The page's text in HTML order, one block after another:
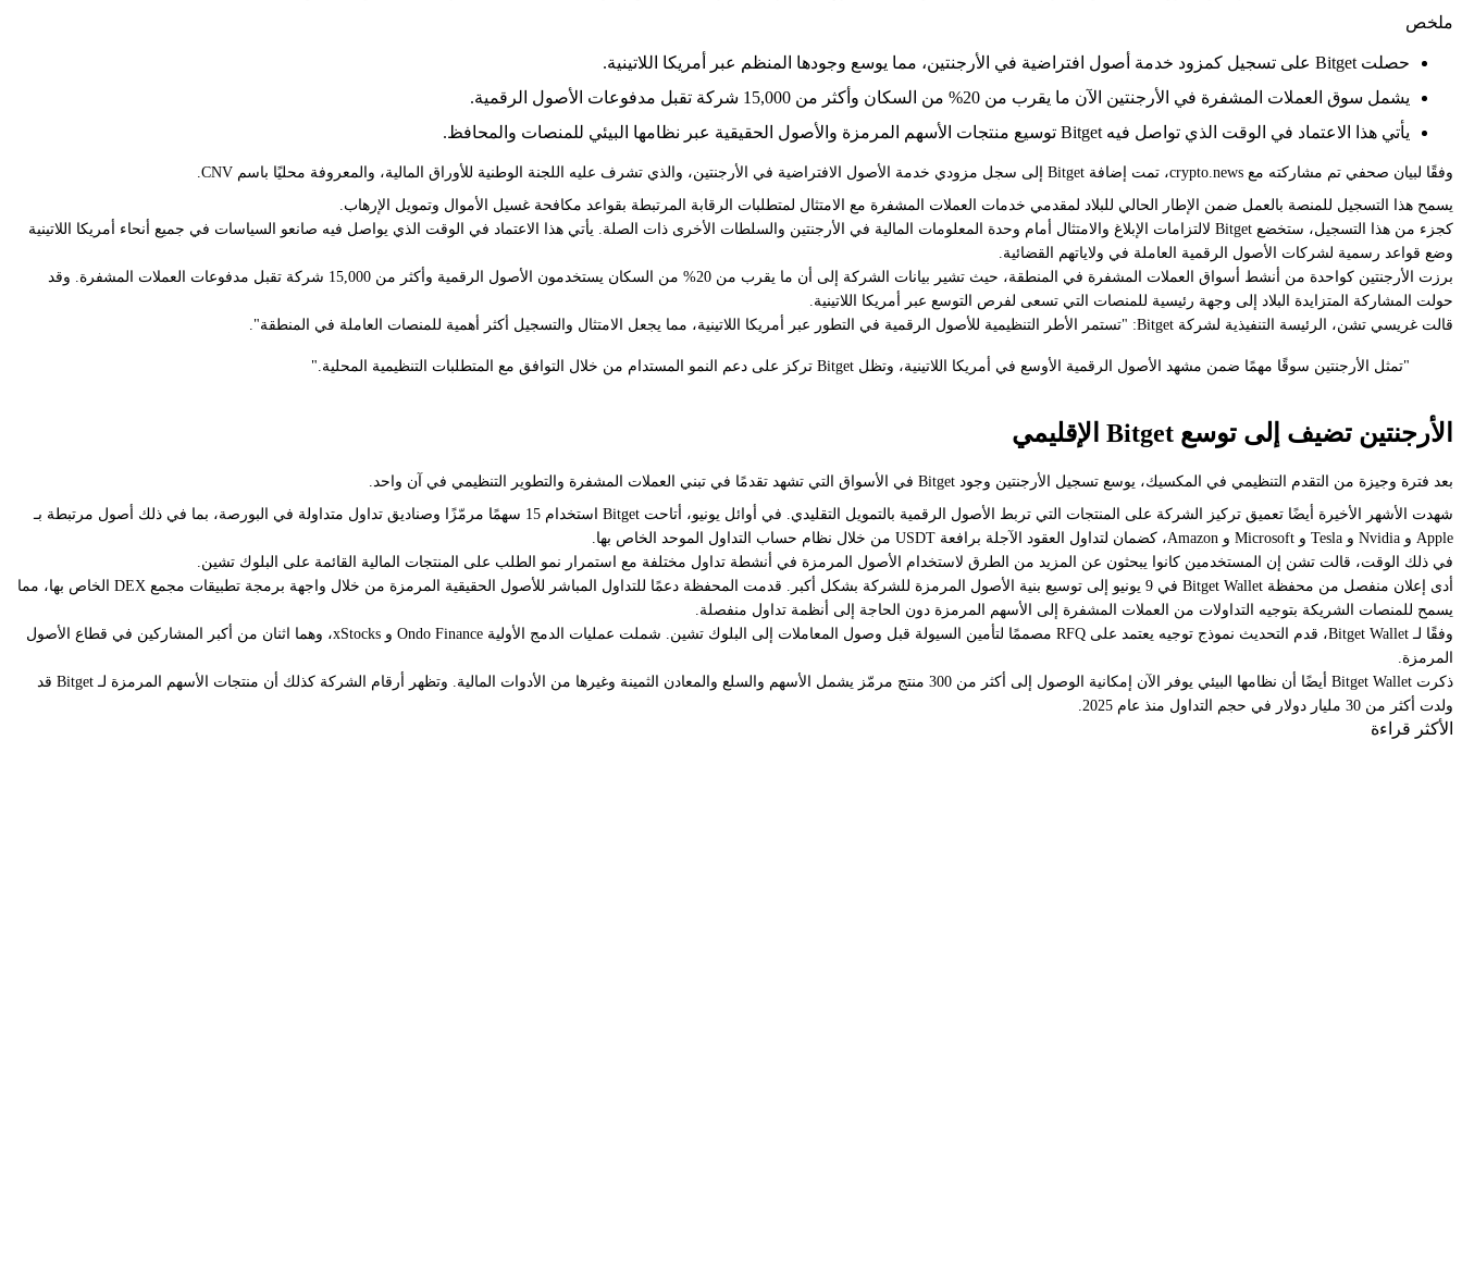
ملخص
حصلت Bitget على تسجيل كمزود خدمة أصول افتراضية في الأرجنتين، مما يوسع وجودها المنظم عبر أمريكا اللاتينية.
يشمل سوق العملات المشفرة في الأرجنتين الآن ما يقرب من 20% من السكان وأكثر من 15,000 شركة تقبل مدفوعات الأصول الرقمية.
يأتي هذا الاعتماد في الوقت الذي تواصل فيه Bitget توسيع منتجات الأسهم المرمزة والأصول الحقيقية عبر نظامها البيئي للمنصات والمحافظ.
وفقًا لبيان صحفي تم مشاركته مع crypto.news، تمت إضافة Bitget إلى سجل مزودي خدمة الأصول الافتراضية في الأرجنتين، والذي تشرف عليه اللجنة الوطنية للأوراق المالية، والمعروفة محليًا باسم CNV.
يسمح هذا التسجيل للمنصة بالعمل ضمن الإطار الحالي للبلاد لمقدمي خدمات العملات المشفرة مع الامتثال لمتطلبات الرقابة المرتبطة بقواعد مكافحة غسيل الأموال وتمويل الإرهاب.
كجزء من هذا التسجيل، ستخضع Bitget لالتزامات الإبلاغ والامتثال أمام وحدة المعلومات المالية في الأرجنتين والسلطات الأخرى ذات الصلة. يأتي هذا الاعتماد في الوقت الذي يواصل فيه صانعو السياسات في جميع أنحاء أمريكا اللاتينية
وضع قواعد رسمية لشركات الأصول الرقمية العاملة في ولاياتهم القضائية.
برزت الأرجنتين كواحدة من أنشط أسواق العملات المشفرة في المنطقة، حيث تشير بيانات الشركة إلى أن ما يقرب من 20% من السكان يستخدمون الأصول الرقمية وأكثر من 15,000 شركة تقبل مدفوعات العملات المشفرة. وقد
حولت المشاركة المتزايدة البلاد إلى وجهة رئيسية للمنصات التي تسعى لفرص التوسع عبر أمريكا اللاتينية.
قالت غريسي تشن، الرئيسة التنفيذية لشركة Bitget: "تستمر الأطر التنظيمية للأصول الرقمية في التطور عبر أمريكا اللاتينية، مما يجعل الامتثال والتسجيل أكثر أهمية للمنصات العاملة في المنطقة".
"تمثل الأرجنتين سوقًا مهمًا ضمن مشهد الأصول الرقمية الأوسع في أمريكا اللاتينية، وتظل Bitget تركز على دعم النمو المستدام من خلال التوافق مع المتطلبات التنظيمية المحلية."
الأرجنتين تضيف إلى توسع Bitget الإقليمي
بعد فترة وجيزة من التقدم التنظيمي في المكسيك، يوسع تسجيل الأرجنتين وجود Bitget في الأسواق التي تشهد تقدمًا في تبني العملات المشفرة والتطوير التنظيمي في آن واحد.
شهدت الأشهر الأخيرة أيضًا تعميق تركيز الشركة على المنتجات التي تربط الأصول الرقمية بالتمويل التقليدي. في أوائل يونيو، أتاحت Bitget استخدام 15 سهمًا مرمّزًا وصناديق تداول متداولة في البورصة، بما في ذلك أصول مرتبطة بـ
Apple و Nvidia و Tesla و Microsoft و Amazon، كضمان لتداول العقود الآجلة برافعة USDT من خلال نظام حساب التداول الموحد الخاص بها.
في ذلك الوقت، قالت تشن إن المستخدمين كانوا يبحثون عن المزيد من الطرق لاستخدام الأصول المرمزة في أنشطة تداول مختلفة مع استمرار نمو الطلب على المنتجات المالية القائمة على البلوك تشين.
أدى إعلان منفصل من محفظة Bitget Wallet في 9 يونيو إلى توسيع بنية الأصول المرمزة للشركة بشكل أكبر. قدمت المحفظة دعمًا للتداول المباشر للأصول الحقيقية المرمزة من خلال واجهة برمجة تطبيقات مجمع DEX الخاص بها، مما
يسمح للمنصات الشريكة بتوجيه التداولات من العملات المشفرة إلى الأسهم المرمزة دون الحاجة إلى أنظمة تداول منفصلة.
وفقًا لـ Bitget Wallet، قدم التحديث نموذج توجيه يعتمد على RFQ مصممًا لتأمين السيولة قبل وصول المعاملات إلى البلوك تشين. شملت عمليات الدمج الأولية Ondo Finance و xStocks، وهما اثنان من أكبر المشاركين في قطاع الأصول
المرمزة.
ذكرت Bitget Wallet أيضًا أن نظامها البيئي يوفر الآن إمكانية الوصول إلى أكثر من 300 منتج مرمّز يشمل الأسهم والسلع والمعادن الثمينة وغيرها من الأدوات المالية. وتظهر أرقام الشركة كذلك أن منتجات الأسهم المرمزة لـ Bitget قد
ولدت أكثر من 30 مليار دولار في حجم التداول منذ عام 2025.
الأكثر قراءة